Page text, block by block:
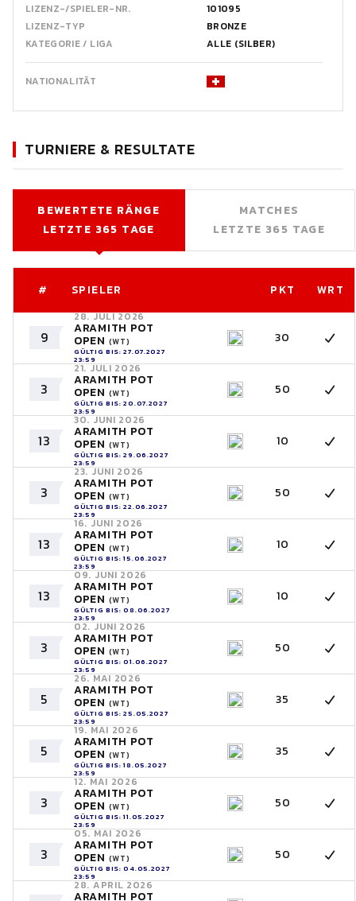
LIZENZ-/SPIELER-NR.
101095
LIZENZ-TYP
BRONZE
KATEGORIE / LIGA
ALLE (SILBER)
NATIONALITÄT
TURNIERE & RESULTATE
BEWERTETE RÄNGE
LETZTE 365 TAGE
MATCHES
LETZTE 365 TAGE
# SPIELER PKT WRT
9
28. JULI 2026
ARAMITH POT
OPEN (WT)
GÜLTIG BIS: 27.07.2027
23:59
30
3
21. JULI 2026
ARAMITH POT
OPEN (WT)
GÜLTIG BIS: 20.07.2027
23:59
50
13
30. JUNI 2026
ARAMITH POT
OPEN (WT)
GÜLTIG BIS: 29.06.2027
23:59
10
3
23. JUNI 2026
ARAMITH POT
OPEN (WT)
GÜLTIG BIS: 22.06.2027
23:59
50
13
16. JUNI 2026
ARAMITH POT
OPEN (WT)
GÜLTIG BIS: 15.06.2027
23:59
10
13
09. JUNI 2026
ARAMITH POT
OPEN (WT)
GÜLTIG BIS: 08.06.2027
23:59
10
3
02. JUNI 2026
ARAMITH POT
OPEN (WT)
GÜLTIG BIS: 01.06.2027
23:59
50
5
26. MAI 2026
ARAMITH POT
OPEN (WT)
GÜLTIG BIS: 25.05.2027
23:59
35
5
19. MAI 2026
ARAMITH POT
OPEN (WT)
GÜLTIG BIS: 18.05.2027
23:59
35
3
12. MAI 2026
ARAMITH POT
OPEN (WT)
GÜLTIG BIS: 11.05.2027
23:59
50
3
05. MAI 2026
ARAMITH POT
OPEN (WT)
GÜLTIG BIS: 04.05.2027
23:59
50
28. APRIL 2026
ARAMITH POT